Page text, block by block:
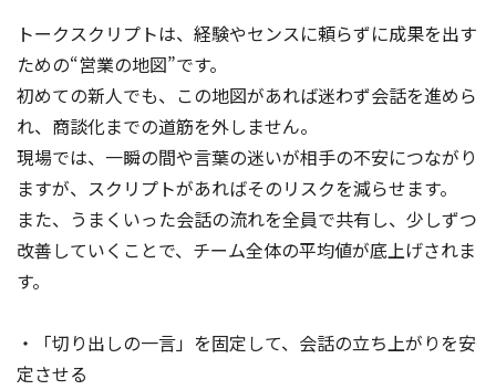
トークスクリプトは、経験やセンスに頼らずに成果を出す
ための“営業の地図”です。
初めての新人でも、この地図があれば迷わず会話を進めら
れ、商談化までの道筋を外しません。
現場では、一瞬の間や言葉の迷いが相手の不安につながり
ますが、スクリプトがあればそのリスクを減らせます。
また、うまくいった会話の流れを全員で共有し、少しずつ
改善していくことで、チーム全体の平均値が底上げされま
す。
・「切り出しの一言」を固定して、会話の立ち上がりを安
定させる